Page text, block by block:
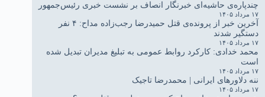
چندپاره‌ی حاشیه‌ای خبرنگار انصاف بر نشست خبری رئیس‌جمهور
۱۷ مرداد ۱۴۰۵
آخرین خبر از پرونده‌ی قتل حمیدرضا رجب‌زاده مداح: ۴ نفر
دستگیر شدند
۱۷ مرداد ۱۴۰۵
محمد خدادی: کارکرد روابط عمومی به تبلیغ مدیران تبدیل شده
است
۱۷ مرداد ۱۴۰۵
ننه دلاورهای ایرانی | محمدرضا تاجیک
۱۷ مرداد ۱۴۰۵